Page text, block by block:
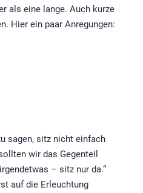
als eine lange. Auch kurze
Hier ein paar Anregungen:
sagen, sitz nicht einfach
wir das Gegenteil
– sitz nur da.“
auf die Erleuchtung